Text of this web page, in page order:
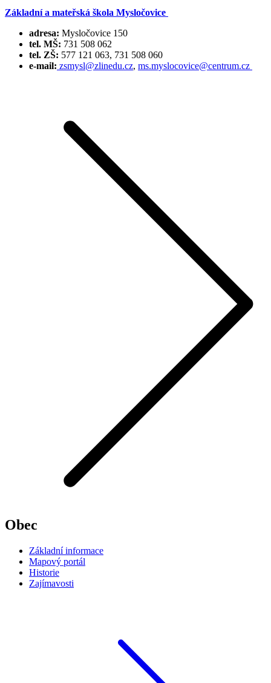
Základní a mateřská škola Mysločovice
adresa: Mysločovice 150
tel. MŠ: 731 508 062
tel. ZŠ: 577 121 063, 731 508 060
e-mail: zsmysl@zlinedu.cz, ms.myslocovice@centrum.cz
Obec
Základní informace
Mapový portál
Historie
Zajímavosti